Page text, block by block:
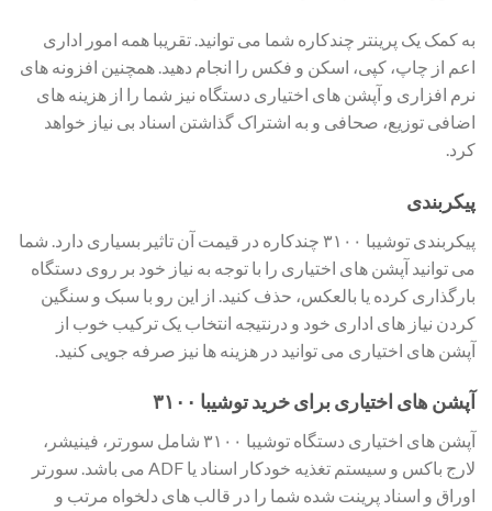
به کمک یک پرینتر چندکاره شما می توانید. تقریبا همه امور اداری
اعم از چاپ، کپی، اسکن و فکس را انجام دهید. همچنین افزونه های
نرم افزاری و آپشن های اختیاری دستگاه نیز شما را از هزینه های
اضافی توزیع، صحافی و به اشتراک گذاشتن اسناد بی نیاز خواهد
کرد.
پیکربندی
پیکربندی توشیبا ۳۱۰۰ چندکاره در قیمت آن تاثیر بسیاری دارد. شما
می توانید آپشن های اختیاری را با توجه به نیاز خود بر روی دستگاه
بارگذاری کرده یا بالعکس، حذف کنید. از این رو با سبک و سنگین
کردن نیاز های اداری خود و درنتیجه انتخاب یک ترکیب خوب از
آپشن های اختیاری می توانید در هزینه ها نیز صرفه جویی کنید.
آپشن های اختیاری برای خرید توشیبا ۳۱۰۰
آپشن های اختیاری دستگاه توشیبا ۳۱۰۰ شامل سورتر، فینیشر،
لارج باکس و سیستم تغذیه خودکار اسناد یا ADF می باشد. سورتر
اوراق و اسناد پرینت شده شما را در قالب های دلخواه مرتب و